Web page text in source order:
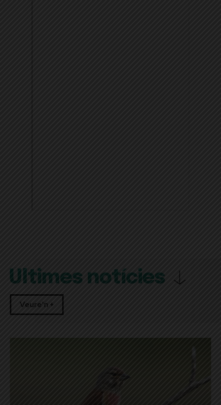
Últimes notícies
Veure'n +